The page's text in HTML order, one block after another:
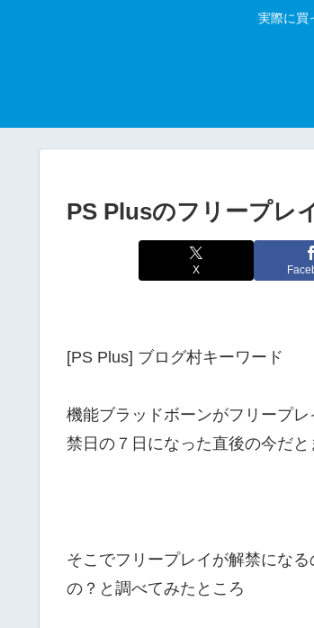
実際に買
PS Plusのフリープレ
X
[PS Plus] ブログ村キーワード
機能ブラッドボーンがフリープ
禁日の７日になった直後の今だと
そこでフリープレイが解禁にな
の？と調べてみたところ